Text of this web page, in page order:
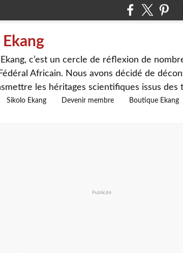
Ekang, c’est un cercle de réflexion de
Africain. Nous avons décidé de
les héritages scientifiques issus
Sikolo Ekang Devenir membre Boutique Ekang
Publicité